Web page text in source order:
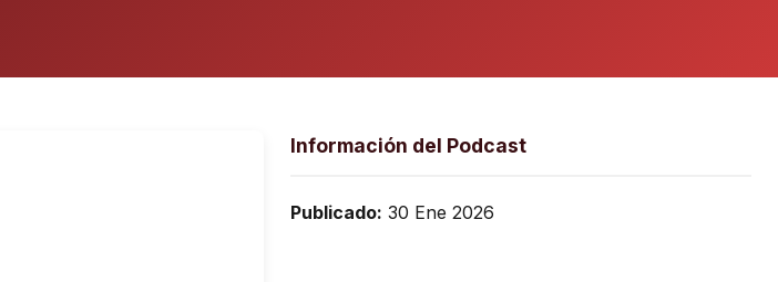
Información del Podcast
Publicado: 30 Ene 2026